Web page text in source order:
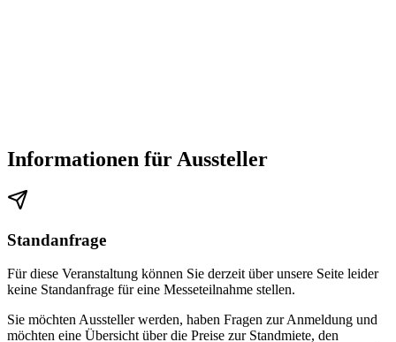
Informationen für Aussteller
Standanfrage
Für diese Veranstaltung können Sie derzeit über unsere Seite leider
keine Standanfrage für eine Messeteilnahme stellen.
Sie möchten Aussteller werden, haben Fragen zur Anmeldung und
möchten eine Übersicht über die Preise zur Standmiete, den